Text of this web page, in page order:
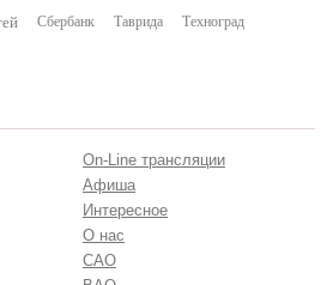
Сбербанк Таврида
Техноград
On-Line трансляции
Афиша
Интересное
О нас
САО